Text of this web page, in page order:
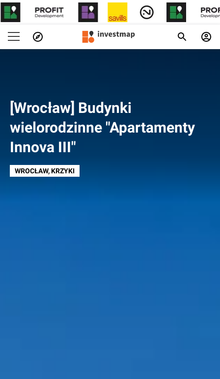
[Wrocław] Budynki
wielorodzinne "Apartamenty
Innova III"
WROCŁAW, KRZYKI